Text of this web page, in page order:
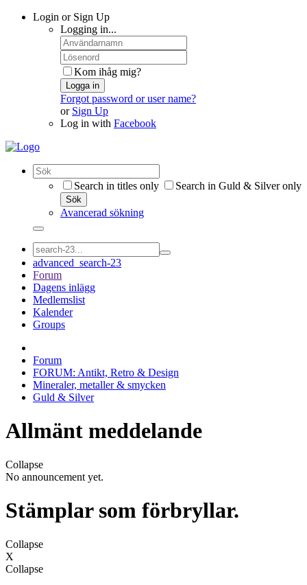
Login or Sign Up
Logging in...
Kom ihåg mig?
Logga in
Forgot password or user name?
or Sign Up
Log in with Facebook
Search in titles only Search in Guld & Silver only
Sök
Avancerad sökning
advanced_search-23
Forum
Dagens inlägg
Medlemslist
Kalender
Groups
Forum
FORUM: Antikt, Retro & Design
Mineraler, metaller & smycken
Guld & Silver
Allmänt meddelande
Collapse
No announcement yet.
Stämplar som förbryllar.
Collapse
X
Collapse